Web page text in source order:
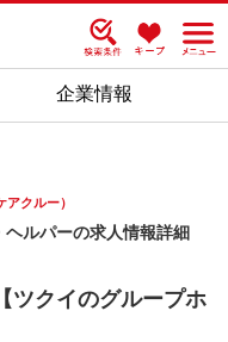
企業情報
クルー）
ルパーの求人情報詳細
ツクイのグループホ